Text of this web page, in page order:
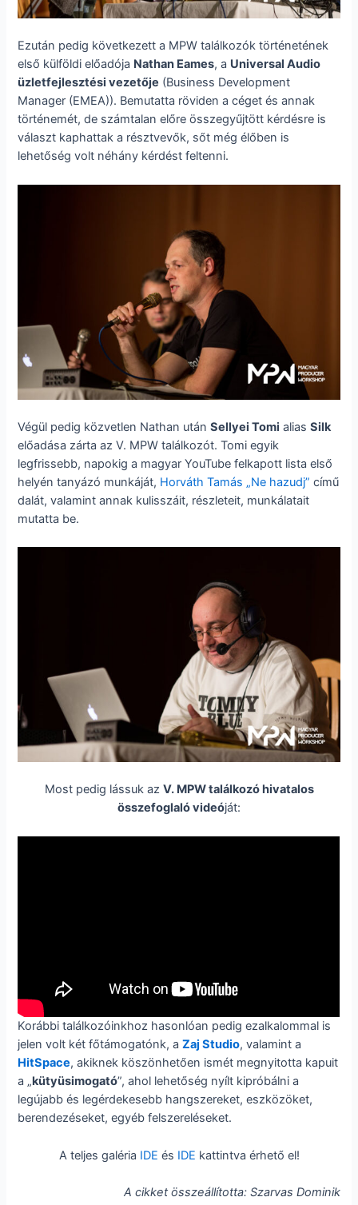
Ezután pedig következett a MPW találkozók történetének
első külföldi előadója Nathan Eames, a Universal Audio
üzletfejlesztési vezetője (Business Development
Manager (EMEA)). Bemutatta röviden a céget és annak
történemét, de számtalan előre összegyűjtött kérdésre is
választ kaphattak a résztvevők, sőt még élőben is
lehetőség volt néhány kérdést feltenni.
Végül pedig közvetlen Nathan utánSellyei Tomi aliasSilk
előadása zárta az V. MPW találkozót. Tomi egyik
legfrissebb, napokig a magyar YouTube felkapott lista első
helyén tanyázó munkáját, Horváth Tamás „Ne hazudj” című
dalát, valamint annak kulisszáit, részleteit, munkálatait
mutatta be.
Most pedig lássuk az V. MPW találkozó hivatalos
összefoglaló videóját:
Korábbi találkozóinkhoz hasonlóan pedig ezalkalommal is
jelen volt két főtámogatónk, aZaj Studio, valamint a
HitSpace, akiknek köszönhetően ismét megnyitotta kapuit
a „kütyüsimogató”, ahol lehetőség nyílt kipróbálni a
legújabb és legérdekesebb hangszereket, eszközöket,
berendezéseket, egyéb felszereléseket.
A teljes galéria IDE és IDE kattintva érhető el!
A cikket összeállította: Szarvas Dominik